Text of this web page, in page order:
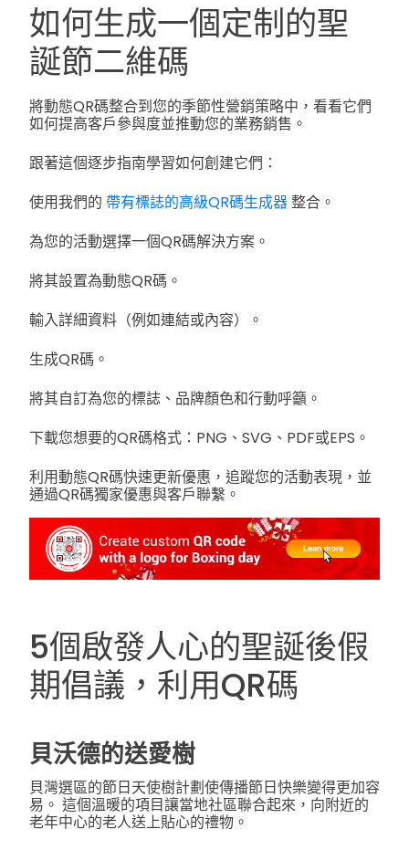
如何生成一個定制的聖
誕節二維碼
將動態QR碼整合到您的季節性營銷策略中，看看它們
如何提高客戶參與度並推動您的業務銷售。
跟著這個逐步指南學習如何創建它們：
使用我們的 帶有標誌的高級QR碼生成器整合。
為您的活動選擇一個QR碼解決方案。
將其設置為動態QR碼。
輸入詳細資料（例如連結或內容）。
生成QR碼。
將其自訂為您的標誌、品牌顏色和行動呼籲。
下載您想要的QR碼格式：PNG、SVG、PDF或EPS。
利用動態QR碼快速更新優惠，追蹤您的活動表現，並
通過QR碼獨家優惠與客戶聯繫。
5個啟發人心的聖誕後假
期倡議，利用QR碼
貝沃德的送愛樹
貝灣選區的節日天使樹計劃使傳播節日快樂變得更加容
易。 這個溫暖的項目讓當地社區聯合起來，向附近的
老年中心的老人送上貼心的禮物。